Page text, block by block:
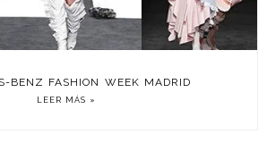
BENZ FASHION WEEK MADRID
LEER MÁS »